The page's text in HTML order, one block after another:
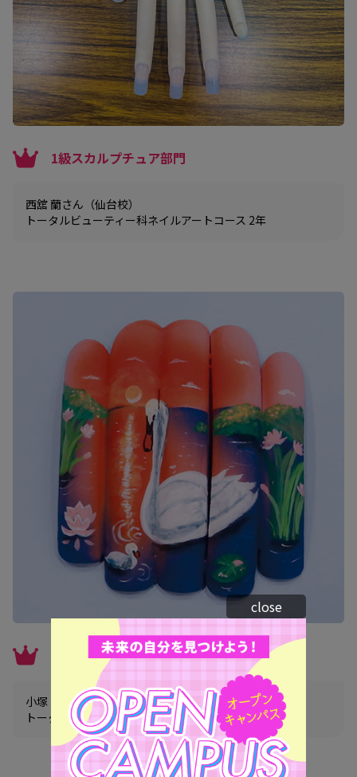
1級スカルプチュア部門
西舘 蘭さん（仙台校）
トータルビューティー科ネイルアートコース 2年
フラットアートネイル部門
小塚 愛理さん（名古屋校）
トータルビューティー科ネイルアートコース 2年
close